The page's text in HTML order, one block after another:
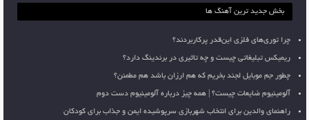
بخش جدید ترین آهنگ ها
چرا توری‌های فلزی این‌قدر پرکاربردند؟
ریمیکس تبلیغاتی چیست و چه تاثیری در برندینگ دارد؟
چطور جم موبایل لجند بخریم که هم ارزان باشد هم مطمئن؟
آلومینیوم ضایعات چیست؟ | همه چیز درباره آلومینیوم دست دوم
راهنمای والدین برای انتخاب شهربازی سرپوشیده ایمن و جذاب برای کودکان